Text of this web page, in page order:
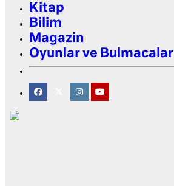
Kitap
Bilim
Magazin
Oyunlar ve Bulmacalar